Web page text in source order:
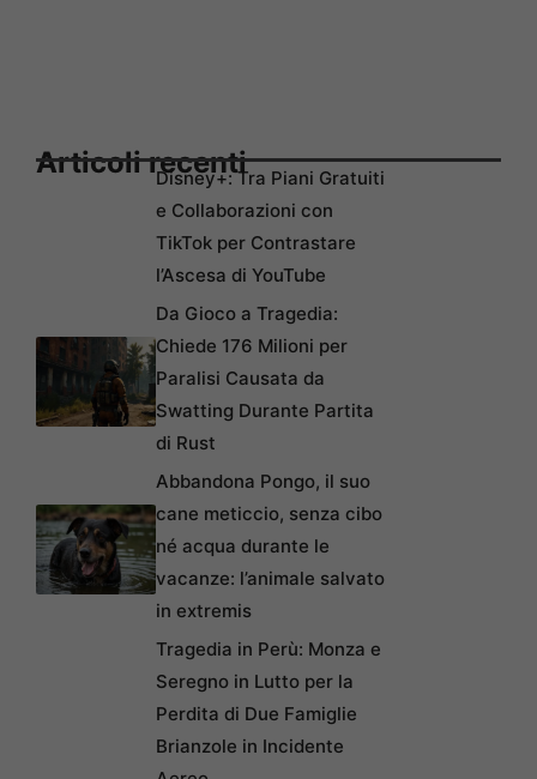
Articoli recentiDisney+: Tra Piani Gratuiti
e Collaborazioni con
TikTok per Contrastare
l’Ascesa di YouTube
Da Gioco a Tragedia:
Chiede 176 Milioni per
Paralisi Causata da
Swatting Durante Partita
di Rust
Abbandona Pongo, il suo
cane meticcio, senza cibo
né acqua durante le
vacanze: l’animale salvato
in extremis
Tragedia in Perù: Monza e
Seregno in Lutto per la
Perdita di Due Famiglie
Brianzole in Incidente